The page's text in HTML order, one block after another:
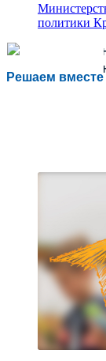
политики
Решаем вместе
Есть
процесса или